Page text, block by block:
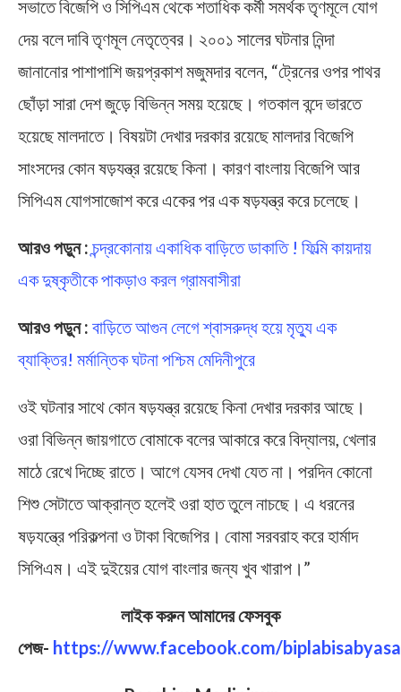
সভাতে বিজেপি ও সিপিএম থেকে শতাধিক কর্মী সমর্থক তৃণমূলে যোগ
দেয় বলে দাবি তৃণমূল নেতৃত্বের। ২০০১ সালের ঘটনার নিন্দা
জানানোর পাশাপাশি জয়প্রকাশ মজুমদার বলেন, “ট্রেনের ওপর পাথর
ছোঁড়া সারা দেশ জুড়ে বিভিন্ন সময় হয়েছে। গতকাল বন্দে ভারতে
হয়েছে মালদাতে। বিষয়টা দেখার দরকার রয়েছে মালদার বিজেপি
সাংসদের কোন ষড়যন্ত্র রয়েছে কিনা। কারণ বাংলায় বিজেপি আর
সিপিএম যোগসাজোশ করে একের পর এক ষড়যন্ত্র করে চলেছে।
আরও পড়ুন : চন্দ্রকোনায় একাধিক বাড়িতে ডাকাতি ! ফিল্মি কায়দায়
এক দুষ্কৃতীকে পাকড়াও করল গ্রামবাসীরা
আরও পড়ুন : বাড়িতে আগুন লেগে শ্বাসরুদ্ধ হয়ে মৃত্যু এক
ব্যাক্তির! মর্মান্তিক ঘটনা পশ্চিম মেদিনীপুরে
ওই ঘটনার সাথে কোন ষড়যন্ত্র রয়েছে কিনা দেখার দরকার আছে।
ওরা বিভিন্ন জায়গাতে বোমাকে বলের আকারে করে বিদ্যালয়, খেলার
মাঠে রেখে দিচ্ছে রাতে। আগে যেসব দেখা যেত না। পরদিন কোনো
শিশু সেটাতে আক্রান্ত হলেই ওরা হাত তুলে নাচছে। এ ধরনের
ষড়যন্ত্রে পরিকল্পনা ও টাকা বিজেপির। বোমা সরবরাহ করে হার্মাদ
সিপিএম। এই দুইয়ের যোগ বাংলার জন্য খুব খারাপ।”
লাইক করুন আমাদের ফেসবুক
পেজ- https://www.facebook.com/